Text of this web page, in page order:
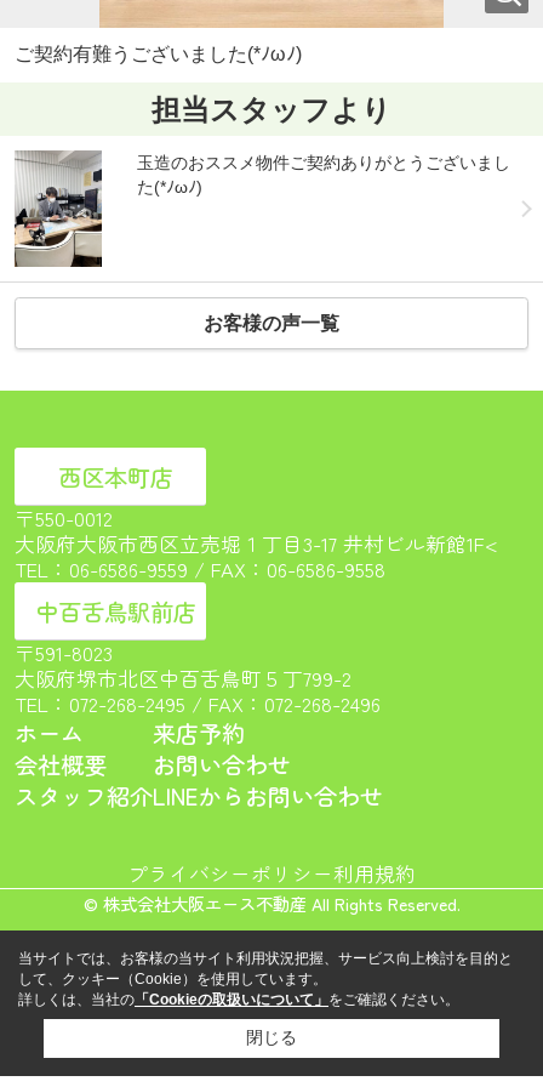
ご契約有難うございました(*ﾉωﾉ)
担当スタッフより
玉造のおススメ物件ご契約ありがとうございまし
た(*ﾉωﾉ)
お客様の声一覧
西区本町店
〒550-0012
大阪府大阪市西区立売堀１丁目3-17 井村ビル新館1F<
TEL： 06-6586-9559 / FAX：06-6586-9558
中百舌鳥駅前店
〒591-8023
大阪府堺市北区中百舌鳥町５丁799-2
TEL： 072-268-2495 / FAX：072-268-2496
ホーム
会社概要
スタッフ紹介
来店予約
お問い合わせ
LINEからお問い合わせ
プライバシーポリシー利用規約
© 株式会社大阪エース不動産 All Rights Reserved.
当サイトでは、お客様の当サイト利用状況把握、サービス向上検討を目的と
して、クッキー（Cookie）を使用しています。
詳しくは、当社の 「Cookieの取扱いについて」 をご確認ください。
閉じる